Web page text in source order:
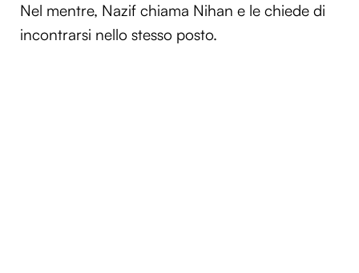
Nel mentre, Nazif chiama Nihan e le chiede di
incontrarsi nello stesso posto.